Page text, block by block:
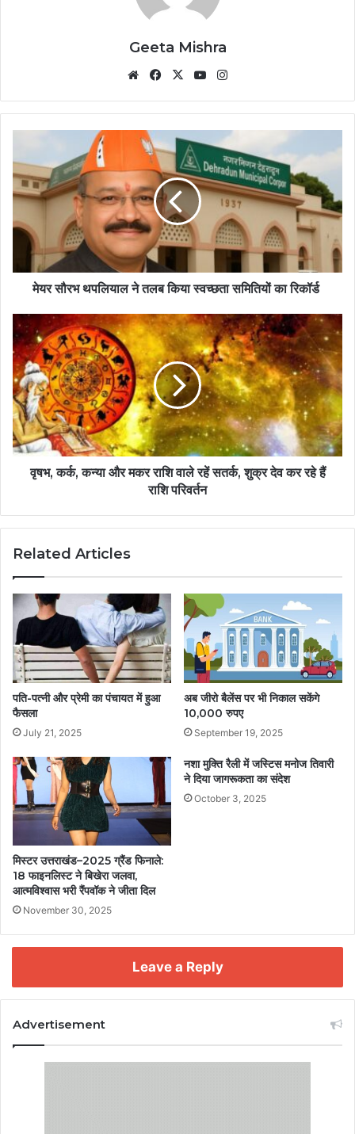
Geeta Mishra
WebsiteFacebook
X YouTube
मेयर सौरभ थपलियाल ने तलब किया स्वच्छता समितियों का रिकॉर्ड
वृषभ, कर्क, कन्या और मकर राशि वाले रहें सतर्क, शुक्र देव कर रहे हैं
राशि परिवर्तन
Related Articles
पति-पत्नी और प्रेमी का पंचायत में हुआ
फैसला
July 21, 2025
अब जीरो बैलेंस पर भी निकाल सकेंगे
10,000 रुपए
September 19, 2025
मिस्टर उत्तराखंड–2025 ग्रैंड फिनाले:
18 फाइनलिस्ट ने बिखेरा जलवा,
आत्मविश्वास भरी रैंपवॉक ने जीता दिल
November 30, 2025
नशा मुक्ति रैली में जस्टिस मनोज तिवारी
ने दिया जागरूकता का संदेश
October 3, 2025
Leave a Reply
Advertisement